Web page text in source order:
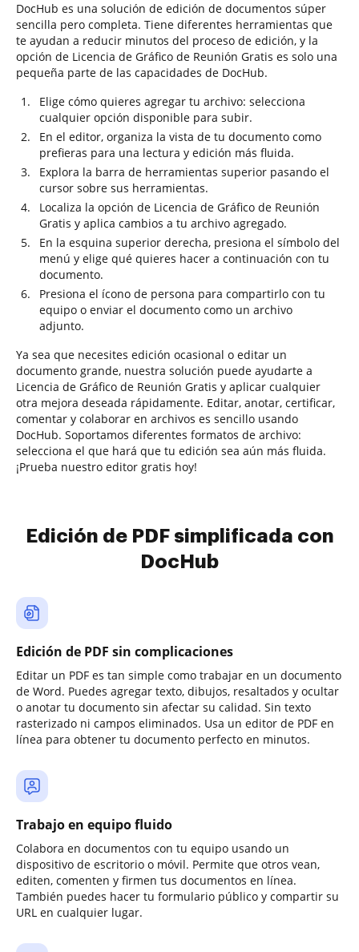
DocHub es una solución de edición de documentos súper
sencilla pero completa. Tiene diferentes herramientas que
te ayudan a reducir minutos del proceso de edición, y la
opción de Licencia de Gráfico de Reunión Gratis es solo una
pequeña parte de las capacidades de DocHub.
Elige cómo quieres agregar tu archivo: selecciona
cualquier opción disponible para subir.
En el editor, organiza la vista de tu documento como
prefieras para una lectura y edición más fluida.
Explora la barra de herramientas superior pasando el
cursor sobre sus herramientas.
Localiza la opción de Licencia de Gráfico de Reunión
Gratis y aplica cambios a tu archivo agregado.
En la esquina superior derecha, presiona el símbolo del
menú y elige qué quieres hacer a continuación con tu
documento.
Presiona el ícono de persona para compartirlo con tu
equipo o enviar el documento como un archivo
adjunto.
Ya sea que necesites edición ocasional o editar un
documento grande, nuestra solución puede ayudarte a
Licencia de Gráfico de Reunión Gratis y aplicar cualquier
otra mejora deseada rápidamente. Editar, anotar, certificar,
comentar y colaborar en archivos es sencillo usando
DocHub. Soportamos diferentes formatos de archivo:
selecciona el que hará que tu edición sea aún más fluida.
¡Prueba nuestro editor gratis hoy!
Edición de PDF simplificada con
DocHub
Edición de PDF sin complicaciones
Editar un PDF es tan simple como trabajar en un documento
de Word. Puedes agregar texto, dibujos, resaltados y ocultar
o anotar tu documento sin afectar su calidad. Sin texto
rasterizado ni campos eliminados. Usa un editor de PDF en
línea para obtener tu documento perfecto en minutos.
Trabajo en equipo fluido
Colabora en documentos con tu equipo usando un
dispositivo de escritorio o móvil. Permite que otros vean,
editen, comenten y firmen tus documentos en línea.
También puedes hacer tu formulario público y compartir su
URL en cualquier lugar.